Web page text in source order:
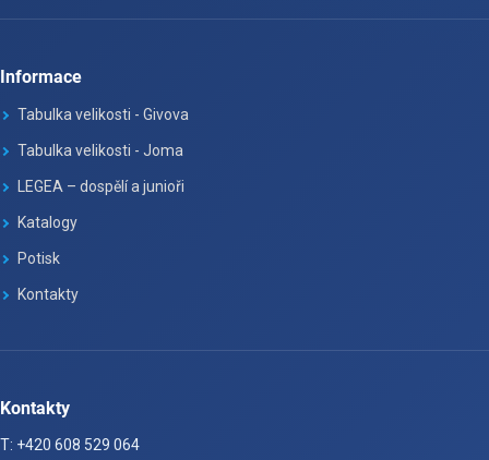
Informace
Tabulka velikosti - Givova
Tabulka velikosti - Joma
LEGEA – dospělí a junioři
Katalogy
Potisk
Kontakty
Kontakty
T: +420 608 529 064